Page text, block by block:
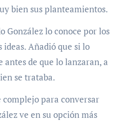
bien sus planteamientos.
González lo conoce por los
ideas. Añadió que si lo
antes de que lo lanzaran, a
se trataba.
para conversar
ve en su opción más